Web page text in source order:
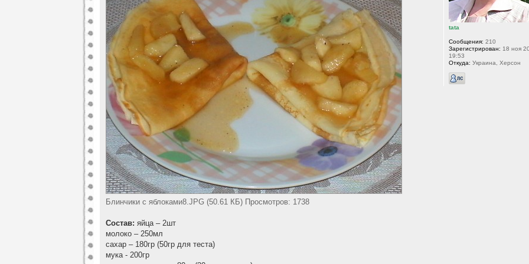
Блинчики с яблоками8.JPG (50.61 КБ) Просмотров: 1738
Состав: яйца – 2шт
молоко – 250мл
сахар – 180гр (50гр для теста)
мука - 200гр
tata
Сообщения: 210
Зарегистрирован: 18 ноя
19:53
Откуда: Украина, Херсон